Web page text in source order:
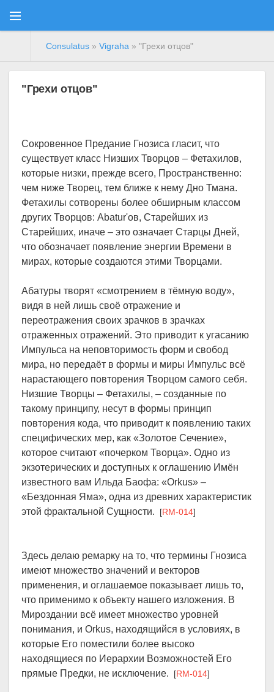
Consulatus » Vigraha » "Грехи отцов"
"Грехи отцов"
Сокровенное Предание Гнозиса гласит, что
существует класс Низших Творцов – Фетахилов,
которые низки, прежде всего, Пространственно:
чем ниже Творец, тем ближе к нему Дно Тмана.
Фетахилы сотворены более обширным классом
других Творцов: Abatur'ов, Старейших из
Старейших, иначе – это означает Старцы Дней,
что обозначает появление энергии Времени в
мирах, которые создаются этими Творцами.
Абатуры творят «смотрением в тёмную воду»,
видя в ней лишь своё отражение и
переотражения своих зрачков в зрачках
отраженных отражений. Это приводит к угасанию
Импульса на неповторимость форм и свобод
мира, но передаёт в формы и миры Импульс всё
нарастающего повторения Творцом самого себя.
Низшие Творцы – Фетахилы, – созданные по
такому принципу, несут в формы принцип
повторения кода, что приводит к появлению таких
специфических мер, как «Золотое Сечение»,
которое считают «почерком Творца». Одно из
экзотерических и доступных к оглашению Имён
известного вам Ильда Баофа: «Orkus» –
«Бездонная Яма», одна из древних характеристик
этой фрактальной Сущности. [RM-014]
Здесь делаю ремарку на то, что термины Гнозиса
имеют множество значений и векторов
применения, и оглашаемое показывает лишь то,
что применимо к объекту нашего изложения. В
Мироздании всё имеет множество уровней
понимания, и Orkus, находящийся в условиях, в
которые Его поместили более высоко
находящиеся по Иерархии Возможностей Его
прямые Предки, не исключение. [RM-014]